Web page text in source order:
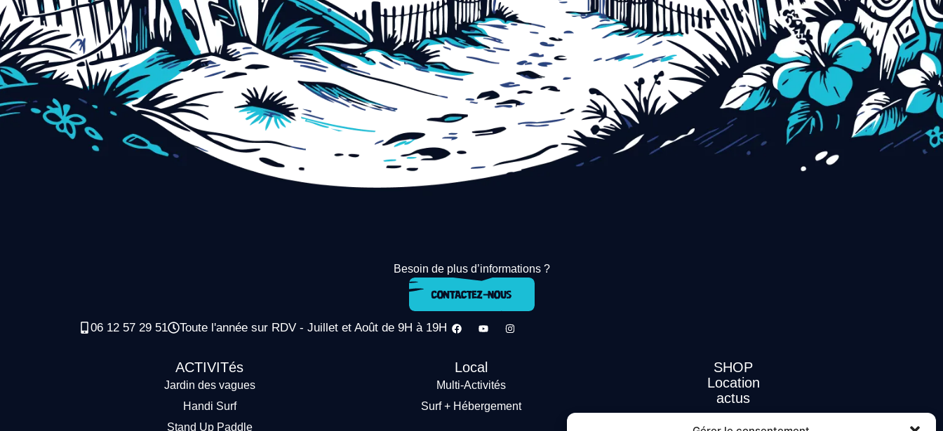
Besoin de plus d’informations ?
06 12 57 29 51 Toute l'année sur RDV - Juillet et Août de 9H à 19H
ACTIVITés
Jardin des vagues
Handi Surf
Stand Up Paddle
Local
Multi-Activités
Surf + Hébergement
SHOP
Location
actus